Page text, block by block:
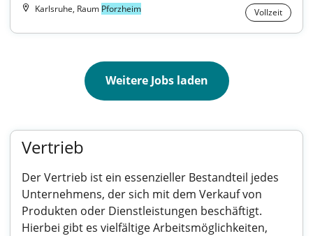
Karlsruhe, Raum Pforzheim Vollzeit
Weitere Jobs laden
Vertrieb
Der Vertrieb ist ein essenzieller Bestandteil jedes
Unternehmens, der sich mit dem Verkauf von
Produkten oder Dienstleistungen beschäftigt.
Hierbei gibt es vielfältige Arbeitsmöglichkeiten,